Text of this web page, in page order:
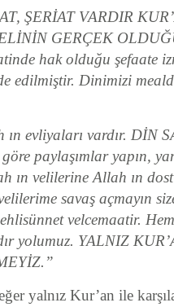
ŞERİAT VARDIR
GERÇEK
hak olduğu şefaate
edilmiştir. Dinimizi
ın evliyaları vardır. DİN
paylaşımlar yapın,
ın velilerine Allah ın
savaş açmayın
velcemaatir.
yolumuz. YALNIZ
yalnız Kur’an ile